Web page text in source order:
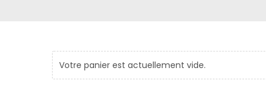
Votre panier est actuellement vide.